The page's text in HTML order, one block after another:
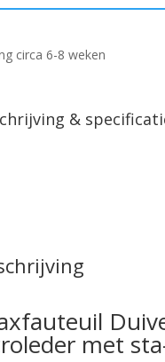
circa 6-8 weken
&
met